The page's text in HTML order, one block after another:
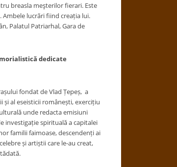
breasla meşterilor fierari. Este
Ambele lucrări fiind creația lui.
Palatul Patriarhal, Gara de
dedicate
fondat de Vlad Țepeș, a
al eseisticii românești, exercițiu
unde redacta emisiuni
investigație spirituală a capitalei
familii faimoase, descendenți ai
și artiștii care le-au creat,